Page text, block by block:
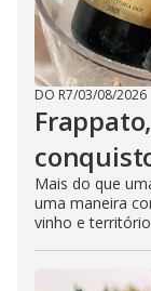
DO R7/03/08/2026
Mais do que
uma maneira
vinho e território